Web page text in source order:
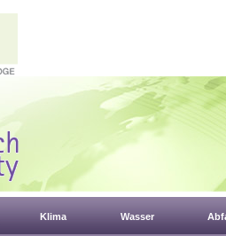
Klima Wasser